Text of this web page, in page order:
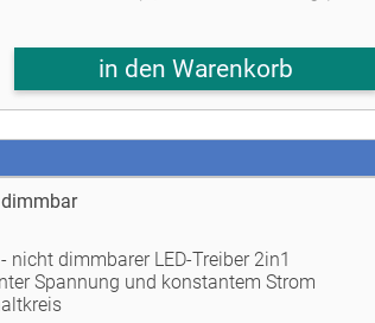
in den Warenkorb
dimmbar
nicht dimmbarer LED-Treiber 2in1
Spannung und konstantem Strom